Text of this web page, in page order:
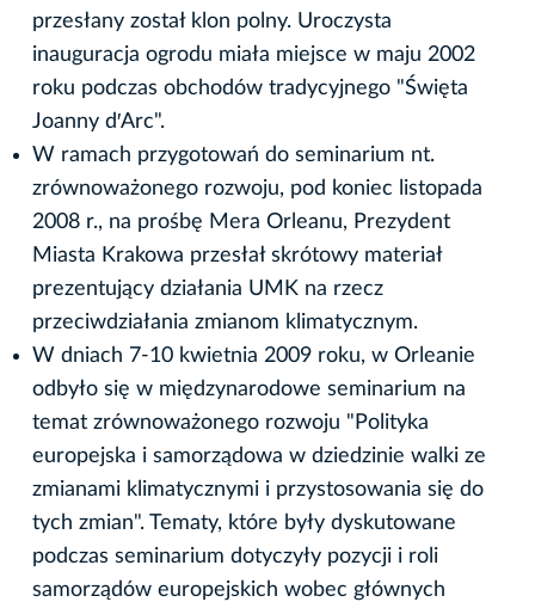
przesłany został klon polny. Uroczysta
inauguracja ogrodu miała miejsce w maju 2002
roku podczas obchodów tradycyjnego "Święta
Joanny d′Arc".
W ramach przygotowań do seminarium nt.
zrównoważonego rozwoju, pod koniec listopada
2008 r., na prośbę Mera Orleanu, Prezydent
Miasta Krakowa przesłał skrótowy materiał
prezentujący działania UMK na rzecz
przeciwdziałania zmianom klimatycznym.
W dniach 7-10 kwietnia 2009 roku, w Orleanie
odbyło się w międzynarodowe seminarium na
temat zrównoważonego rozwoju "Polityka
europejska i samorządowa w dziedzinie walki ze
zmianami klimatycznymi i przystosowania się do
tych zmian". Tematy, które były dyskutowane
podczas seminarium dotyczyły pozycji i roli
samorządów europejskich wobec głównych